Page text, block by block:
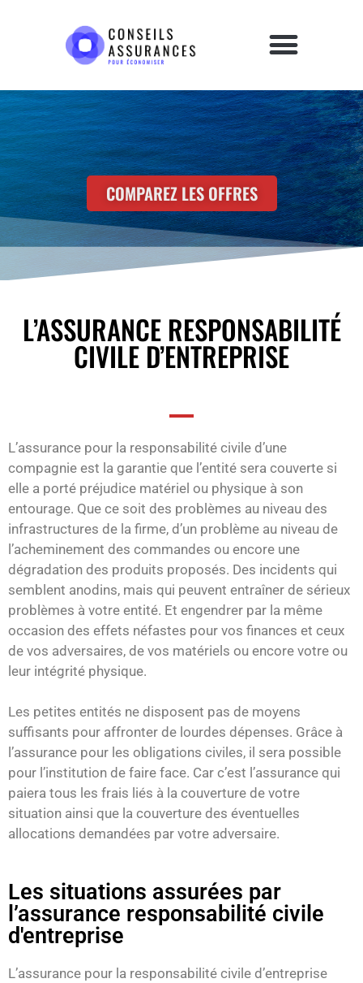
COMPAREZ LES OFFRES
L’ASSURANCE RESPONSABILITÉ
CIVILE D’ENTREPRISE
L’assurance pour la responsabilité civile d’une
compagnie est la garantie que l’entité sera couverte si
elle a porté préjudice matériel ou physique à son
entourage. Que ce soit des problèmes au niveau des
infrastructures de la firme, d’un problème au niveau de
l’acheminement des commandes ou encore une
dégradation des produits proposés. Des incidents qui
semblent anodins, mais qui peuvent entraîner de sérieux
problèmes à votre entité. Et engendrer par la même
occasion des effets néfastes pour vos finances et ceux
de vos adversaires, de vos matériels ou encore votre ou
leur intégrité physique.
Les petites entités ne disposent pas de moyens
suffisants pour affronter de lourdes dépenses. Grâce à
l’assurance pour les obligations civiles, il sera possible
pour l’institution de faire face. Car c’est l’assurance qui
paiera tous les frais liés à la couverture de votre
situation ainsi que la couverture des éventuelles
allocations demandées par votre adversaire.
Les situations assurées par
l’assurance responsabilité civile
d'entreprise
L’assurance pour la responsabilité civile d’entreprise